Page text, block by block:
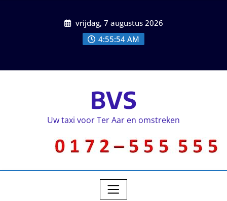
vrijdag, 7 augustus 2026
4:55:54 AM
BVS
Uw taxi voor Ter Aar en omstreken